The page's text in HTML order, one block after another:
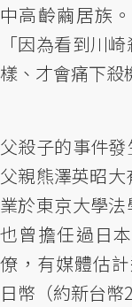
中高齡繭居族
「因為看到川
樣、才會痛下殺
父殺子的事件
父親熊澤英昭
業於東京大學法
也曾擔任過日
僚，有媒體估
日幣（約新台幣